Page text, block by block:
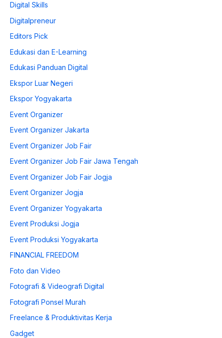
Digital Skills
Digitalpreneur
Editors Pick
Edukasi dan E-Learning
Edukasi Panduan Digital
Ekspor Luar Negeri
Ekspor Yogyakarta
Event Organizer
Event Organizer Jakarta
Event Organizer Job Fair
Event Organizer Job Fair Jawa Tengah
Event Organizer Job Fair Jogja
Event Organizer Jogja
Event Organizer Yogyakarta
Event Produksi Jogja
Event Produksi Yogyakarta
FINANCIAL FREEDOM
Foto dan Video
Fotografi & Videografi Digital
Fotografi Ponsel Murah
Freelance & Produktivitas Kerja
Gadget